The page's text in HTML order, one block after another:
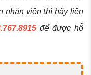
nhân viên thì hãy liên
để được hỗ